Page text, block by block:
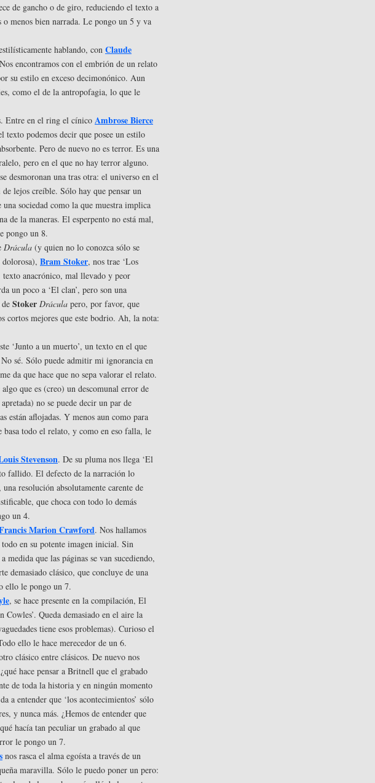
de gancho o de giro, reduciendo el texto a
o menos bien narrada. Le pongo un 5 y va
hablando, con Claude
encontramos con el embrión de un relato
su estilo en exceso decimonónico. Aun
como el de la antropofagia, lo que le
Entre en el ring el cínico Ambrose Bierce
texto podemos decir que posee un estilo
Pero de nuevo no es terror. Es una
pero en el que no hay terror alguno.
desmoronan una tras otra: el universo en el
lejos creíble. Sólo hay que pensar un
sociedad como la que muestra implica
de la maneras. El esperpento no está mal,
pongo un 8.
Drácula (y quien no lo conozca sólo se
dolorosa), Bram Stoker, nos trae ‘Los
texto anacrónico, mal llevado y peor
un poco a ‘El clan’, pero son una
Stoker Drácula pero, por favor, que
cortos mejores que este bodrio. Ah, la nota:
‘Junto a un muerto’, un texto en el que
sé. Sólo puede admitir mi ignorancia en
da que hace que no sepa valorar el relato.
que es (creo) un descomunal error de
no se puede decir un par de
están aflojadas. Y menos aun como para
basa todo el relato, y como en eso falla, le
Stevenson. De su pluma nos llega ‘El
fallido. El defecto de la narración lo
resolución absolutamente carente de
que choca con todo lo demás
un 4.
Marion Crawford. Nos hallamos
en su potente imagen inicial. Sin
que las páginas se van sucediendo,
demasiado clásico, que concluye de una
ello le pongo un 7.
, se hace presente en la compilación, El
Cowles’. Queda demasiado en el aire la
tiene esos problemas). Curioso el
ello le hace merecedor de un 6.
clásico entre clásicos. De nuevo nos
hace pensar a Britnell que el grabado
de toda la historia y en ningún momento
a entender que ‘los acontecimientos’ sólo
y nunca más. ¿Hemos de entender que
hacía tan peculiar un grabado al que
le pongo un 7.
nos rasca el alma egoísta a través de un
maravilla. Sólo le puedo poner un pero: